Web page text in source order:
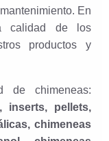
En
calidad de los
productos y
de chimeneas:
inserts, pellets,
chimeneas